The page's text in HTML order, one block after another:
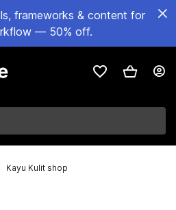
frameworks & content for
— 50% off.
Kayu Kulit shop